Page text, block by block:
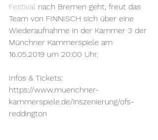
Festival nach Bremen geht, freut das
Team von FINNISCH sich über eine
Wiederaufnahme in der Kammer 3 der
Münchner Kammerspiele am
16.05.2019 um 20:00 Uhr.
Infos & Tickets:
https://www.muenchner-
kammerspiele.de/inszenierung/ofs-
reddington